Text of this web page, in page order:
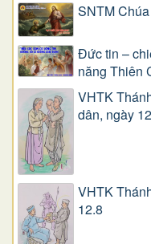
SNTM
Đức tin –
năng Thiên
VHTK
dân, ngày
VHTK
12.8